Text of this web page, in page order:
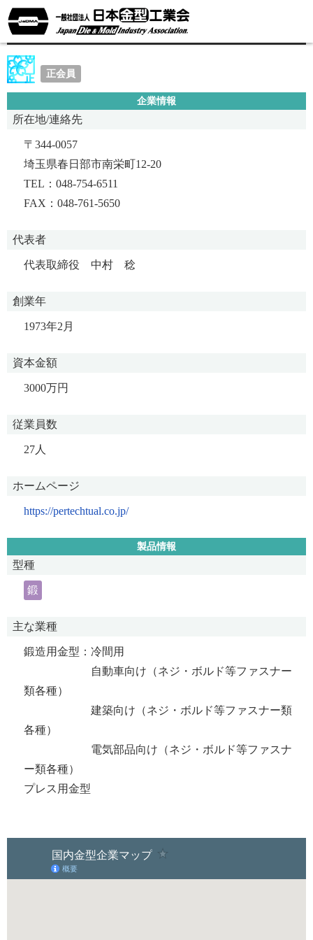
ニッシン・パーテクチュアル株式会社
正会員
企業情報
所在地/連絡先
〒344-0057
埼玉県春日部市南栄町12-20
TEL：048-754-6511
FAX：048-761-5650
代表者
代表取締役 中村 稔
創業年
1973年2月
資本金額
3000万円
従業員数
27人
ホームページ
https://pertechtual.co.jp/
製品情報
型種
鍛
主な業種
鍛造用金型：冷間用
自動車向け（ネジ・ボルド等ファスナー
類各種）
建築向け（ネジ・ボルド等ファスナー類
各種）
電気部品向け（ネジ・ボルド等ファスナ
ー類各種）
プレス用金型